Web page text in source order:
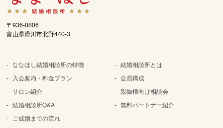
〒936-0806
富山県滑川市北野440-3
ななほし結婚相談所の特徴
入会案内・料金プラン
サロン紹介
結婚相談所Q&A
ご成婚までの流れ
結婚相談所とは
会員構成
親御様向け相談会
無料パートナー紹介